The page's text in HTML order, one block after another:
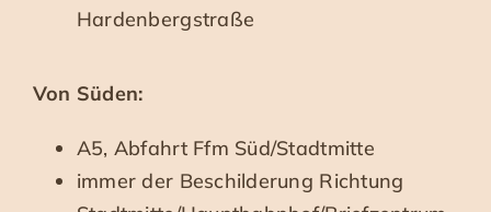
Hardenbergstraße
Von Süden:
A5, Abfahrt Ffm Süd/Stadtmitte
immer der Beschilderung Richtung